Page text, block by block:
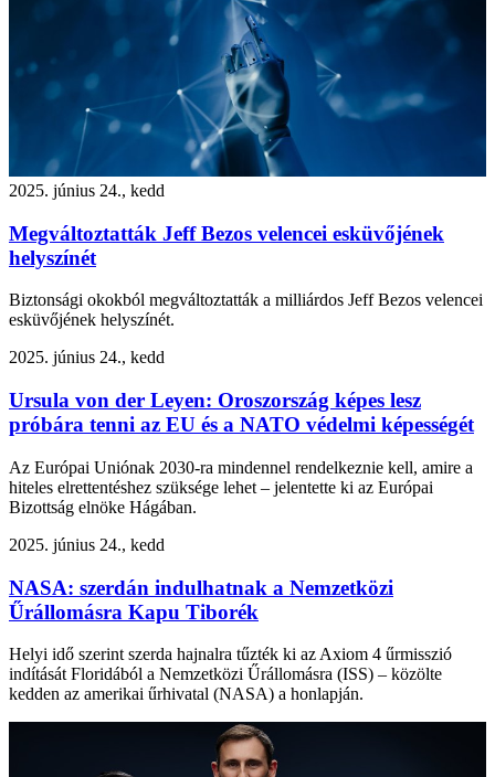
2025. június 24., kedd
Megváltoztatták Jeff Bezos velencei esküvőjének
helyszínét
Biztonsági okokból megváltoztatták a milliárdos Jeff Bezos velencei
esküvőjének helyszínét.
2025. június 24., kedd
Ursula von der Leyen: Oroszország képes lesz
próbára tenni az EU és a NATO védelmi képességét
Az Európai Uniónak 2030-ra mindennel rendelkeznie kell, amire a
hiteles elrettentéshez szüksége lehet – jelentette ki az Európai
Bizottság elnöke Hágában.
2025. június 24., kedd
NASA: szerdán indulhatnak a Nemzetközi
Űrállomásra Kapu Tiborék
Helyi idő szerint szerda hajnalra tűzték ki az Axiom 4 űrmisszió
indítását Floridából a Nemzetközi Űrállomásra (ISS) – közölte
kedden az amerikai űrhivatal (NASA) a honlapján.